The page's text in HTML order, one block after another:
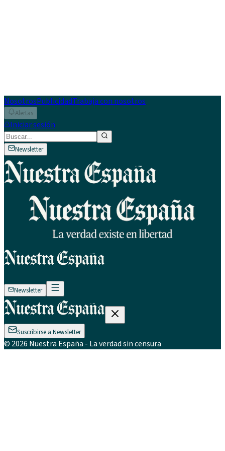
NosotrosPublicidadTrabaja con nosotros
Alertas
Iniciar sesión
Newsletter
Newsletter
Suscribirse a Newsletter
© 2026 Nuestra España - La verdad sin censura